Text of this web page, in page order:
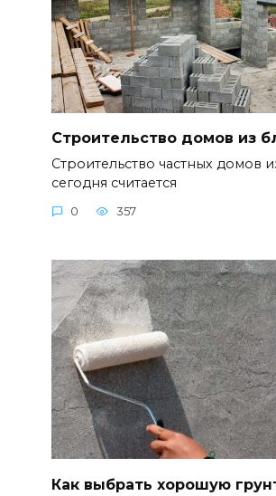
Строительство домов из
Строительство частных домов
сегодня считается
0 357
Как выбрать хорошую